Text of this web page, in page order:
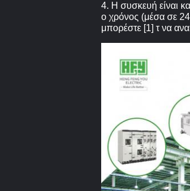
4. Η συσκευή είναι
ο χρόνος (μέσα σε
μπορέστε [1] τ να